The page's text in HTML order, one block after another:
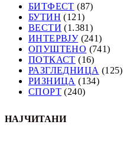
БИТФЕСТ (87)
БУТИН (121)
ВЕСТИ (1.381)
ИНТЕРВЈУ(241)
ОПУШТЕНО (741)
ПОТКАСТ (16)
РАЗГЛЕДНИЦА (125)
РИЗНИЦА (134)
СПОРТ (240)
НАЈЧИТАНИ